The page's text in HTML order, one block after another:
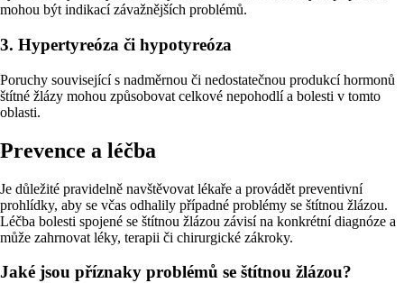
mohou být indikací závažnějších problémů.
3. Hypertyreóza či hypotyreóza
Poruchy související s nadměrnou či nedostatečnou produkcí hormonů
štítné žlázy mohou způsobovat celkové nepohodlí a bolesti v tomto
oblasti.
Prevence a léčba
Je důležité pravidelně navštěvovat lékaře a provádět preventivní
prohlídky, aby se včas odhalily případné problémy se štítnou žlázou.
Léčba bolesti spojené se štítnou žlázou závisí na konkrétní diagnóze a
může zahrnovat léky, terapii či chirurgické zákroky.
Jaké jsou příznaky problémů se štítnou žlázou?